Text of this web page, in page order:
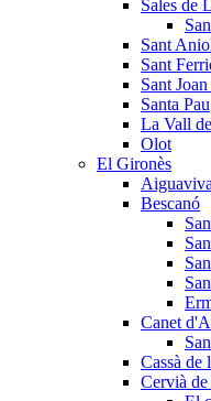
Sales de
Sant
Sant
Sant
Santa Pau
La Vall
Olot
El Gironès
Aiguaviva
Bescanó
Canet
Cassà de
Cervià de